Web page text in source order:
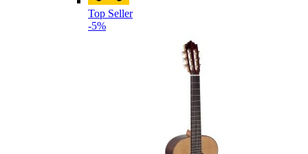
Top Seller
-5%